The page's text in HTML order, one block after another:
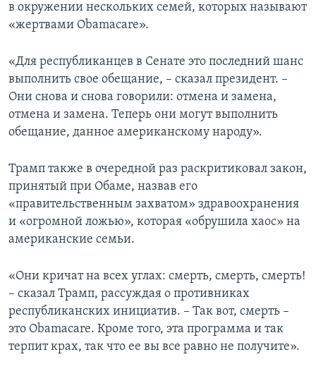
в окружении нескольких семей, которых называют
«жертвами Obamacare».
«Для республиканцев в Сенате это последний шанс
выполнить свое обещание, – сказал президент. –
Они снова и снова говорили: отмена и замена,
отмена и замена. Теперь они могут выполнить
обещание, данное американскому народу».
Трамп также в очередной раз раскритиковал закон,
принятый при Обаме, назвав его
«правительственным захватом» здравоохранения
и «огромной ложью», которая «обрушила хаос» на
американские семьи.
«Они кричат на всех углах: смерть, смерть, смерть!
– сказал Трамп, рассуждая о противниках
республиканских инициатив. – Так вот, смерть –
это Obamacare. Кроме того, эта программа и так
терпит крах, так что ее вы все равно не получите».